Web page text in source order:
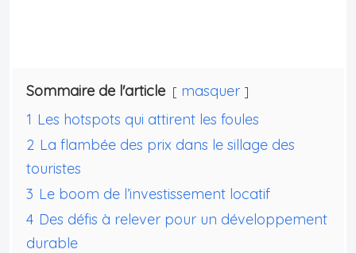
Sommaire de l'article
masquer
1 Les hotspots qui attirent les foules
2 La flambée des prix dans le sillage des
touristes
3 Le boom de l’investissement locatif
4 Des défis à relever pour un développement
durable